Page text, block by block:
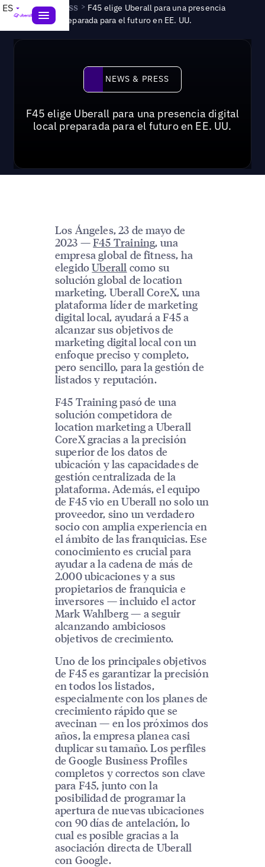
ES News & Press > F45 elige Uberall para una presencia
digital local preparada para el futuro en EE. UU.
News & Press
NEWS & PRESS
F45 elige Uberall para una presencia digital
local preparada para el futuro en EE. UU.
Los Ángeles, 23 de mayo de
2023 —F45 Training, una
empresa global de fitness, ha
elegidoUberall como su
solución global de location
marketing. Uberall CoreX, una
plataforma líder de marketing
digital local, ayudará a F45 a
alcanzar sus objetivos de
marketing digital local con un
enfoque preciso y completo,
pero sencillo, para la gestión de
listados y reputación.
F45 Training pasó de una
solución competidora de
location marketing a Uberall
CoreX gracias a la precisión
superior de los datos de
ubicación y las capacidades de
gestión centralizada de la
plataforma. Además, el equipo
de F45 vio en Uberall no solo un
proveedor, sino un verdadero
socio con amplia experiencia en
el ámbito de las franquicias. Ese
conocimiento es crucial para
ayudar a la cadena de más de
2.000 ubicaciones y a sus
propietarios de franquicia e
inversores — incluido el actor
Mark Wahlberg — a seguir
alcanzando ambiciosos
objetivos de crecimiento.
Uno de los principales objetivos
de F45 es garantizar la precisión
en todos los listados,
especialmente con los planes de
crecimiento rápido que se
avecinan — en los próximos dos
años, la empresa planea casi
duplicar su tamaño. Los perfiles
de Google Business Profiles
completos y correctos son clave
para F45, junto con la
posibilidad de programar la
apertura de nuevas ubicaciones
con 90 días de antelación, lo
cual es posible gracias a la
asociación directa de Uberall
con Google.